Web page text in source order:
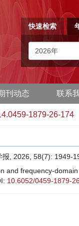
快速检索
刊动态 联系
1879-26-174
, 2026, 58(7): 1949-
and frequency-
10.6052/0459-1879-